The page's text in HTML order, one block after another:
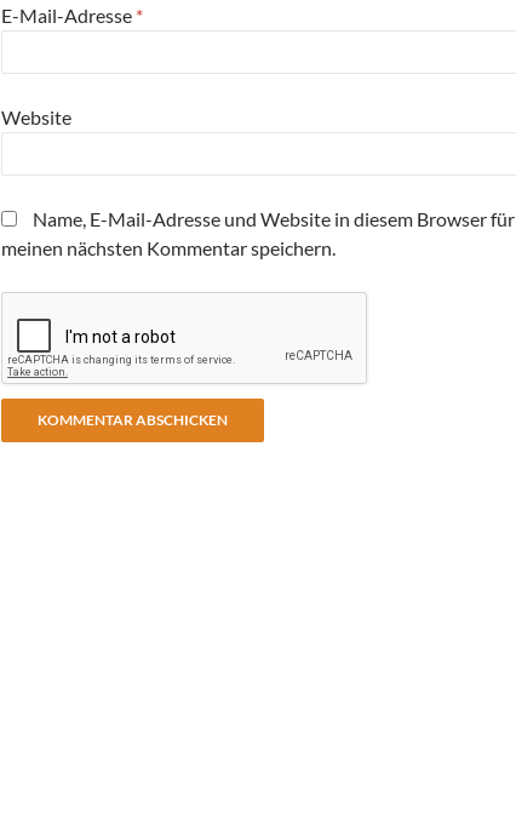
E-Mail-Adresse *
Website
Name, E-Mail-Adresse und Website in diesem Browser für
meinen nächsten Kommentar speichern.